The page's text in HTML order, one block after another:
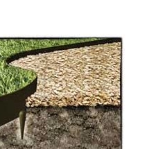
mezi
čp. 428
čp. 915 v